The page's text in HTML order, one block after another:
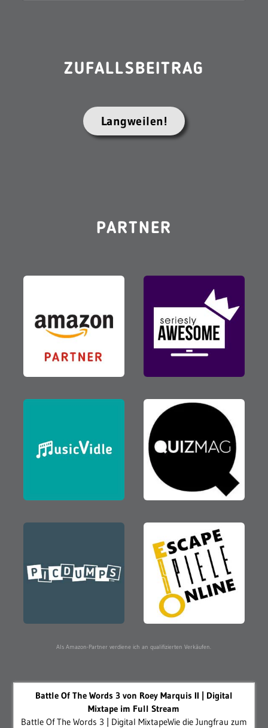
ZUFALLSBEITRAG
Langweilen!
PARTNER
Als Amazon-Partner verdiene ich an qualifizierten Verkäufen.
Battle Of The Words 3 von Roey Marquis II | Digital
Mixtape im Full Stream
Battle Of The Words 3 | Digital MixtapeWie die Jungfrau zum